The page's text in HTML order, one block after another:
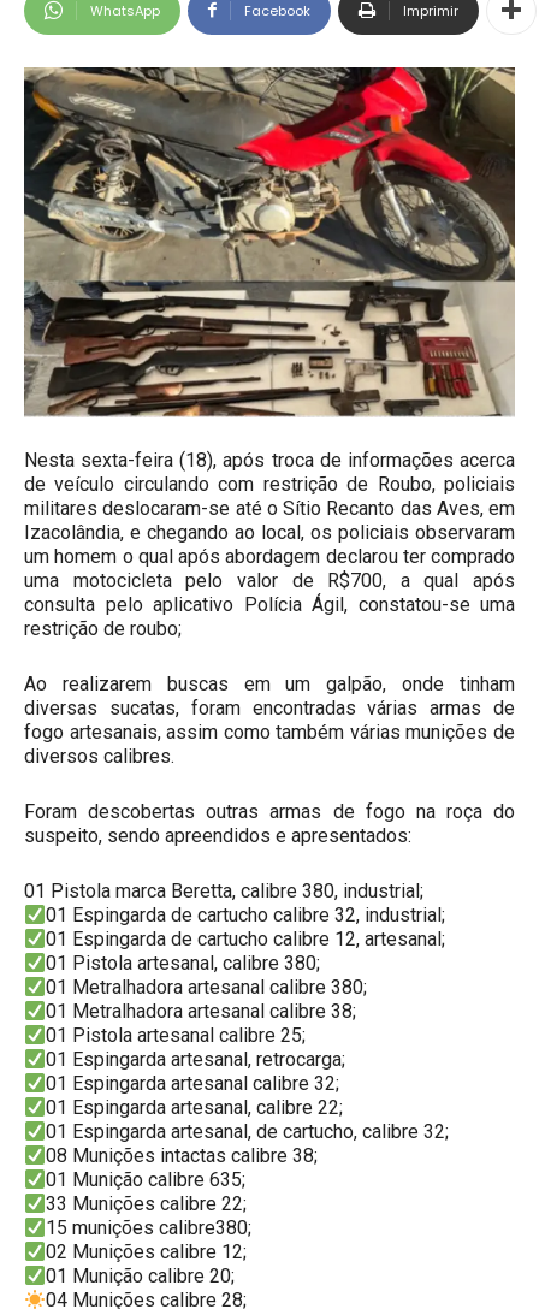
WhatsApp Facebook Imprimir
Nesta sexta-feira (18), após troca de informações acerca
de veículo circulando com restrição de Roubo, policiais
militares deslocaram-se até o Sítio Recanto das Aves, em
Izacolândia, e chegando ao local, os policiais observaram
um homem o qual após abordagem declarou ter comprado
uma motocicleta pelo valor de R$700, a qual após
consulta pelo aplicativo Polícia Ágil, constatou-se uma
restrição de roubo;
Ao realizarem buscas em um galpão, onde tinham
diversas sucatas, foram encontradas várias armas de
fogo artesanais, assim como também várias munições de
diversos calibres.
Foram descobertas outras armas de fogo na roça do
suspeito, sendo apreendidos e apresentados:
01 Pistola marca Beretta, calibre 380, industrial;
01 Espingarda de cartucho calibre 32, industrial;
01 Espingarda de cartucho calibre 12, artesanal;
01 Pistola artesanal, calibre 380;
01 Metralhadora artesanal calibre 380;
01 Metralhadora artesanal calibre 38;
01 Pistola artesanal calibre 25;
01 Espingarda artesanal, retrocarga;
01 Espingarda artesanal calibre 32;
01 Espingarda artesanal, calibre 22;
01 Espingarda artesanal, de cartucho, calibre 32;
08 Munições intactas calibre 38;
01 Munição calibre 635;
33 Munições calibre 22;
15 munições calibre380;
02 Munições calibre 12;
01 Munição calibre 20;
04 Munições calibre 28;